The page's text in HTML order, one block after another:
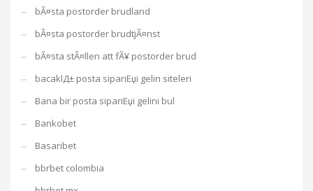
bÃ¤sta postorder brudland
bÃ¤sta postorder brudtjÃ¤nst
bÃ¤sta stÃ¤llen att fÃ¥ postorder brud
bacaklД± posta sipariЕџi gelin siteleri
Bana bir posta sipariЕџi gelini bul
Bankobet
Basaribet
bbrbet colombia